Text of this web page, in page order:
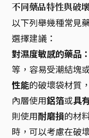
不同藥品特性與破
以下列舉幾種常見
選擇建議：
對濕度敏感的藥品：
等，容易受潮結塊
性能的破壞袋材質
內層使用鋁箔或具
則使用耐磨損的材
時，可以考慮在破